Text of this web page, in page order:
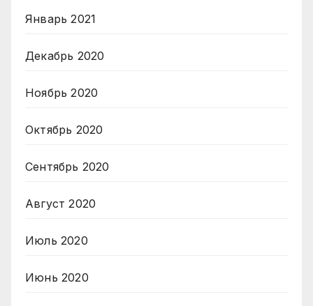
Январь 2021
Декабрь 2020
Ноябрь 2020
Октябрь 2020
Сентябрь 2020
Август 2020
Июль 2020
Июнь 2020